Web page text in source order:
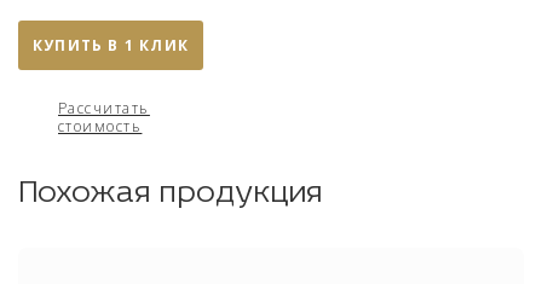
КУПИТЬ В 1 КЛИК
Рассчитать
стоимость
Похожая продукция